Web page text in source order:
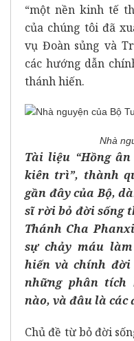
“một nền kinh tế
của chúng tôi đã
vụ Đoàn sủng và
các hướng dẫn
thánh hiến.
Nhà
Tài liệu “Hồng
kiên trì”, thành
gần đây của Bộ,
sĩ rời bỏ đời sống
Thánh Cha
sự chảy máu
hiến và chính đời
những phân
nào, và đâu là các
Chủ đề từ bỏ đời